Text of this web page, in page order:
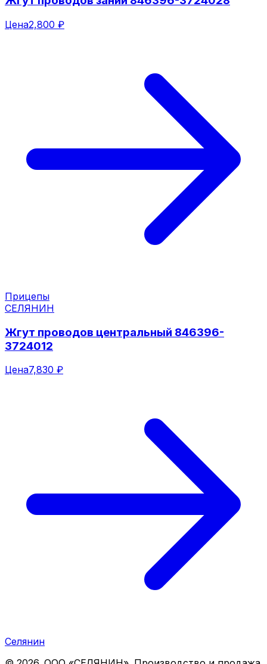
Цена2,800 ₽
Прицепы
СЕЛЯНИН
Жгут проводов центральный 846396-
3724012
Цена7,830 ₽
Селянин